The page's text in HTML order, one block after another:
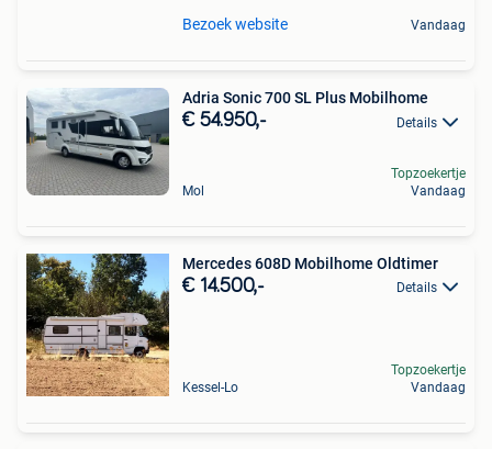
Bezoek website Vandaag
Adria Sonic 700 SL Plus Mobilhome
€ 54.950,- Details
Mol
Topzoekertje
Vandaag
Mercedes 608D Mobilhome Oldtimer
€ 14.500,- Details
Kessel-Lo
Topzoekertje
Vandaag